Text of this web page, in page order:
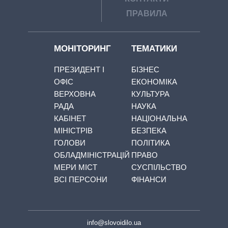
ПРАВИЛА
МОНІТОРИНГ
ПРЕЗИДЕНТ І
ОФІС
ВЕРХОВНА
РАДА
КАБІНЕТ
МІНІСТРІВ
ГОЛОВИ
ОБЛАДМІНІСТРАЦІЙ
МЕРИ МІСТ
ВСІ ПЕРСОНИ
ТЕМАТИКИ
БІЗНЕС
ЕКОНОМІКА
КУЛЬТУРА
НАУКА
НАЦІОНАЛЬНА
БЕЗПЕКА
ПОЛІТИКА
ПРАВО
СУСПІЛЬСТВО
ФІНАНСИ
info@slovoidilo.ua